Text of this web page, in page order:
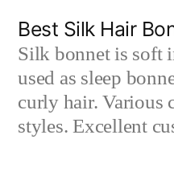
contenido
Best Silk Hair
Silk bonnet is soft
used as sleep
curly hair. Various
styles. Excellent